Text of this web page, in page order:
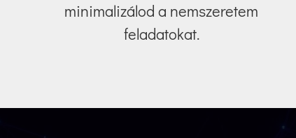
minimalizálod a nemszeretem
feladatokat.